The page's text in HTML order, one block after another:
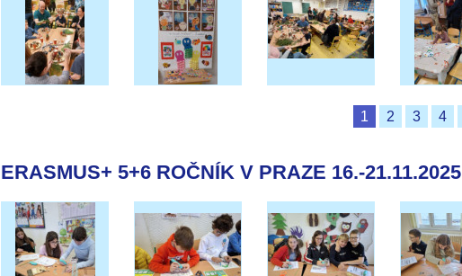
1 2 3 4
ERASMUS+ 5+6 ROČNÍK V PRAZE 16.-21.11.2025